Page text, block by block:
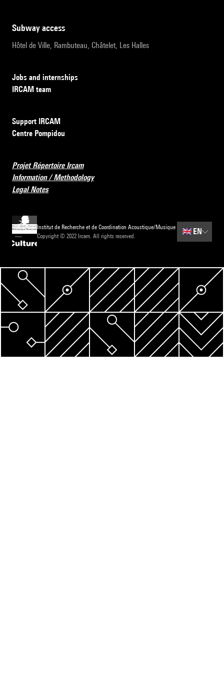
subway access
Hôtel de Ville, Rambuteau, Châtelet, Les Halles
Jobs and internships
IRCAM team
Support IRCAM
Centre Pompidou
Projet Répertoire Ircam
Information / Methodology
Legal Notes
Institut de Recherche et de Coordination Acoustique/Musique
Copyright © 2022 Ircam. All rights reserved.
🇬🇧 EN